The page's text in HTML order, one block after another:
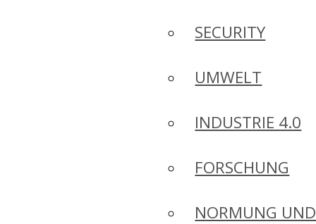
SECURITY
UMWELT
INDUSTRIE 4.0
FORSCHUNG
NORMUNG UND